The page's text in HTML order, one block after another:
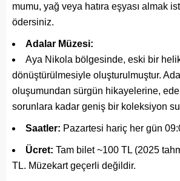
mumu, yağ veya hatıra eşyası almak
ödersiniz.
Adalar Müzesi:
Aya Nikola bölgesinde, eski bir
dönüştürülmesiyle oluşturulmuştur.
oluşumundan sürgün hikayelerine,
sorunlara kadar geniş bir koleksiyon
Saatler: Pazartesi hariç her gün
Ücret: Tam bilet ~100 TL (2025
TL. Müzekart geçerli değildir.